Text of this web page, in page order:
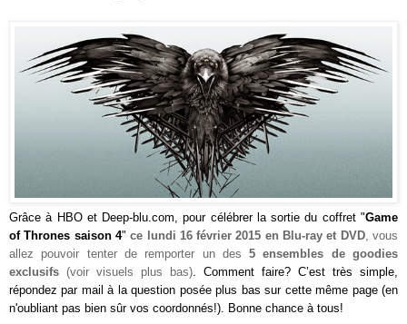
Grâce à HBOet Deep-blu.com, pour célébrer la sortie du coffret "Game
of Thrones saison 4" ce lundi 16 février 2015 en Blu-ray et DVD, vous
allez pouvoir tenter de remporter un des5 ensembles de goodies
exclusifs (voir visuels plus bas) . Comment faire? C’est très simple,
répondez par mail à la question posée plus bas sur cette même page (en
n'oubliant pas bien sûr vos coordonnés!). Bonne chance à tous!